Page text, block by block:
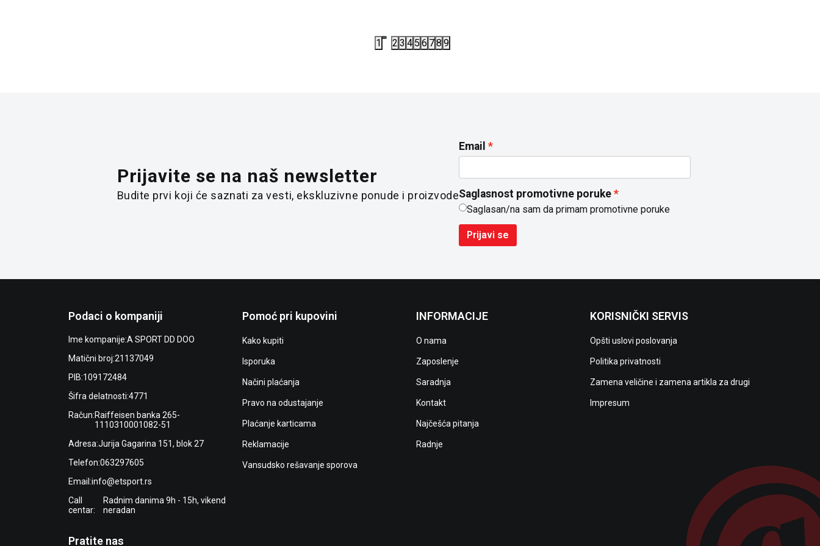
1 2 3 4 5 6 78 9
Prijavite se na naš newsletter
Budite prvi koji će saznati za vesti, ekskluzivne ponude i proizvode
Email
Saglasnost promotivne poruke
Saglasan/na sam da primam promotivne poruke
Prijavi se
Podaci o kompaniji
Ime kompanije:A SPORT DD DOO
Matični broj:21137049
PIB:109172484
Šifra delatnosti:4771
Račun:Raiffeisen banka 265-
1110310001082-51
Adresa:Jurija Gagarina 151, blok 27
Telefon:063297605
Email:info@etsport.rs
Call
centar:
Radnim danima 9h - 15h, vikend
neradan
Pomoć pri kupovini
Kako kupiti
Isporuka
Načini plaćanja
Pravo na odustajanje
Plaćanje karticama
Reklamacije
Vansudsko rešavanje sporova
INFORMACIJE
O nama
Zaposlenje
Saradnja
Kontakt
Najčešća pitanja
Radnje
KORISNIČKI SERVIS
Opšti uslovi poslovanja
Politika privatnosti
Zamena veličine i zamena artikla za drugi
Impresum
Pratite nas